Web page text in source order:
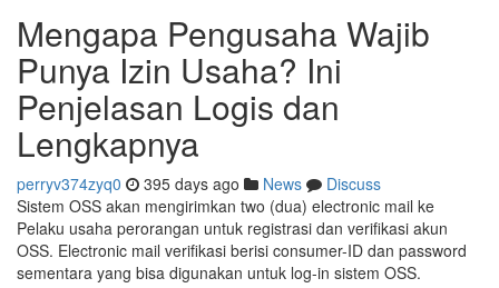
Mengapa Pengusaha Wajib
Punya Izin Usaha? Ini
Penjelasan Logis dan
Lengkapnya
perryv374zyq0 395 days ago News
Discuss
Sistem OSS akan mengirimkan two (dua) electronic mail ke
Pelaku usaha perorangan untuk registrasi dan verifikasi akun
OSS. Electronic mail verifikasi berisi consumer-ID dan password
sementara yang bisa digunakan untuk log-in sistem OSS.